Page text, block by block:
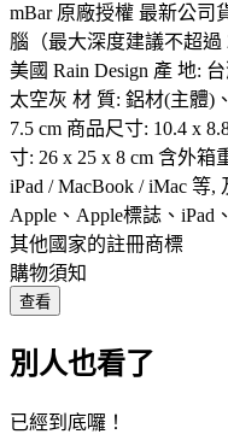
mBar 原廠授權 最新公司
腦（最大深度建議不超過
美國 Rain Design 產 地:
太空灰 材 質: 鋁材(主體)
7.5 cm 商品尺寸: 10.4 x
寸: 26 x 25 x 8 cm 含外箱
iPad / MacBook / iMac 等
Apple、Apple標誌、iPad
其他國家的註冊商標
購物須知
查看
別人也看了
已經到底囉！